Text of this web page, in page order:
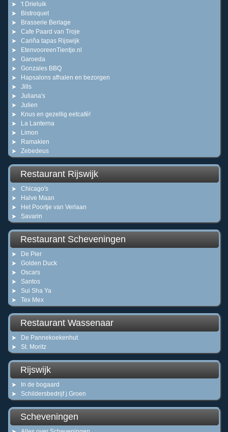
't Drieluik
Bistroquet
Brasserie Berlage
Cafe Paard van Troje
Cariña tapas Rijswijk
EtenvooreenTientje.nl
Garoeda
Gonzales BBQ
Hapsalons afhalen en bezorgen
Jills
Juliana's
Julien
Knus en gezellig eetcafé!
La Lanterna
Limon
Ramakien
Zebedeus
Restaurant Rijswijk
Chicago's
Halve Maan
Het Poortje van Verlaan
Savarin
Restaurant Scheveningen
De Pier
Golden Duck
Oscars
Santos
Sui Sha Ya
Tex Mex
Restaurant Wassenaar
De Pannekoekenhut
St. Moritz
Rijswijk
In de bogaard
Schildersbedrijf j.Groen
Scheveningen